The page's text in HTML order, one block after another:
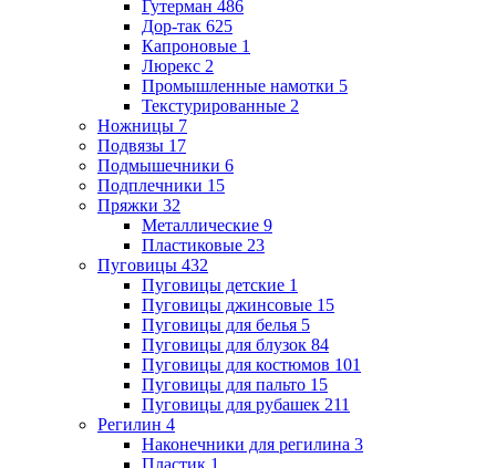
Гутерман 486
Дор-так 625
Капроновые 1
Люрекс 2
Промышленные намотки 5
Текстурированные 2
Ножницы 7
Подвязы 17
Подмышечники 6
Подплечники 15
Пряжки 32
Металлические 9
Пластиковые 23
Пуговицы 432
Пуговицы детские 1
Пуговицы джинсовые 15
Пуговицы для белья 5
Пуговицы для блузок 84
Пуговицы для костюмов 101
Пуговицы для пальто 15
Пуговицы для рубашек 211
Регилин 4
Наконечники для регилина 3
Пластик 1